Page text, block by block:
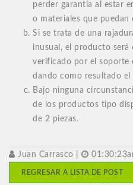
perder garantía al estar
o materiales que puedan
Si se trata de una
inusual, el producto será
verificado por el soporte
dando como resultado
Bajo ninguna
de los productos tipo
de 2 piezas.
Juan Carrasco |
REGRESAR A LISTA DE POST